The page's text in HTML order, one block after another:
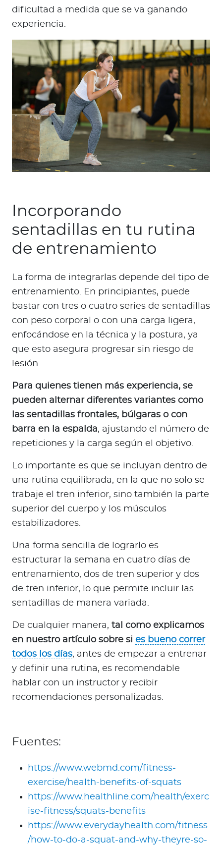
dificultad a medida que se va ganando
experiencia.
Incorporando
sentadillas en tu rutina
de entrenamiento
La forma de integrarlas depende del tipo de
entrenamiento. En principiantes, puede
bastar con tres o cuatro series de sentadillas
con peso corporal o con una carga ligera,
enfocándose en la técnica y la postura, ya
que esto asegura progresar sin riesgo de
lesión.
Para quienes tienen más experiencia, se
pueden alternar diferentes variantes como
las sentadillas frontales, búlgaras o con
barra en la espalda, ajustando el número de
repeticiones y la carga según el objetivo.
Lo importante es que se incluyan dentro de
una rutina equilibrada, en la que no solo se
trabaje el tren inferior, sino también la parte
superior del cuerpo y los músculos
estabilizadores.
Una forma sencilla de lograrlo es
estructurar la semana en cuatro días de
entrenamiento, dos de tren superior y dos
de tren inferior, lo que permite incluir las
sentadillas de manera variada.
De cualquier manera, tal como explicamos
en nuestro artículo sobre si es bueno correr
todos los días, antes de empezar a entrenar
y definir una rutina, es recomendable
hablar con un instructor y recibir
recomendaciones personalizadas.
Fuentes:
https://www.webmd.com/fitness-
exercise/health-benefits-of-squats
https://www.healthline.com/health/exerc
ise-fitness/squats-benefits
https://www.everydayhealth.com/fitness
/how-to-do-a-squat-and-why-theyre-so-